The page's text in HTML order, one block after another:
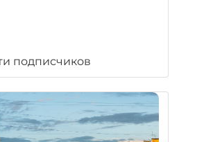
подписчиков